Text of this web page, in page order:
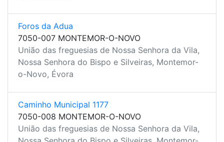
Foros da Adua
7050-007 MONTEMOR-O-NOVO
União das freguesias de Nossa Senhora da Vila,
Nossa Senhora do Bispo e Silveiras, Montemor-
o-Novo, Évora
Caminho Municipal 1177
7050-008 MONTEMOR-O-NOVO
União das freguesias de Nossa Senhora da Vila,